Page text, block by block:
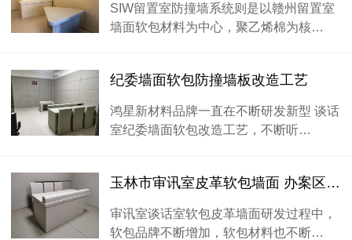
SIW留置室防撞墙系统则是以赣州留置室
墙面软包材料为中心，聚乙烯棉为核…
纪委墙面软包防撞墙板改造工艺
鸿星新材料品牌一直在不断研发新型 谈话
室纪委墙面软包改造工艺，不断听…
玉林市审讯室皮革软包墙面 办案区防撞软包厂家
审讯室谈话室软包皮革墙面研发过程中，
软包品牌不断增加，软包材料也不断…